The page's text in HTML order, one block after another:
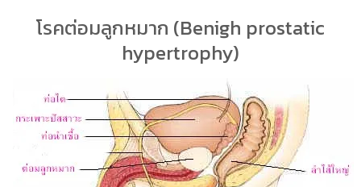
โรคต่อมลูกหมาก (Benigh prostatic
hypertrophy)